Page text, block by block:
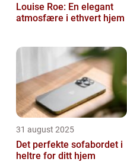
Louise Roe: En elegant
atmosfære i ethvert hjem
31 august 2025
Det perfekte sofabordet i
heltre for ditt hjem